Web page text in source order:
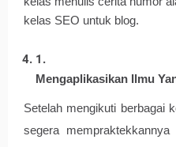
kelas SEO untuk blog.
Mengaplikasikan Ilmu
Setelah mengikuti berbagai
segera